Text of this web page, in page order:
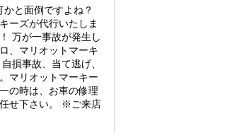
と面倒ですよね？
ーズが代行いたしま
万が一事故が発生し
、マリオットマーキ
損事故、当て逃げ、
マリオットマーキー
の時は、お車の修理
せ下さい。 ※ご来店